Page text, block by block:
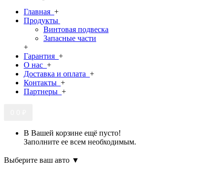
Главная +
Продукты
Винтовая подвеска
Запасные части
+
Гарантия +
О нас +
Доставка и оплата +
Контакты +
Партнеры +
В Вашей корзине ещё пусто!
Заполните ее всем необходимым.
Выберите ваш авто ▼